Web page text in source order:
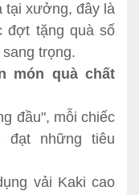
tại xưởng, đây là
đợt tặng quà số
trọng.
món quà chất
đầu", mỗi chiếc
đạt những tiêu
vải Kaki cao